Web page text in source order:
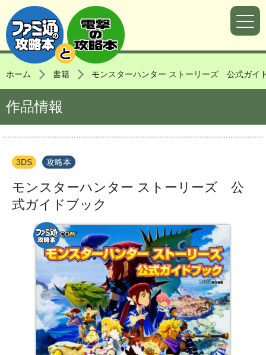
ホーム 書籍 モンスターハンター ストーリーズ 公式ガイ
作品情報
3DS 攻略本
モンスターハンター ストーリーズ 公
式ガイドブック